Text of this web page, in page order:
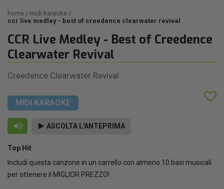
home
midi karaoke
ccr live medley - best of creedence clearwater revival
CCR Live Medley - Best of Creedence
Clearwater Revival
Creedence Clearwater Revival
MIDI KARAOKE
ASCOLTA L'ANTEPRIMA
Top Hit
Includi questa canzone in un carrello con almeno 10 basi musicali
per ottenere il MIGLIOR PREZZO!